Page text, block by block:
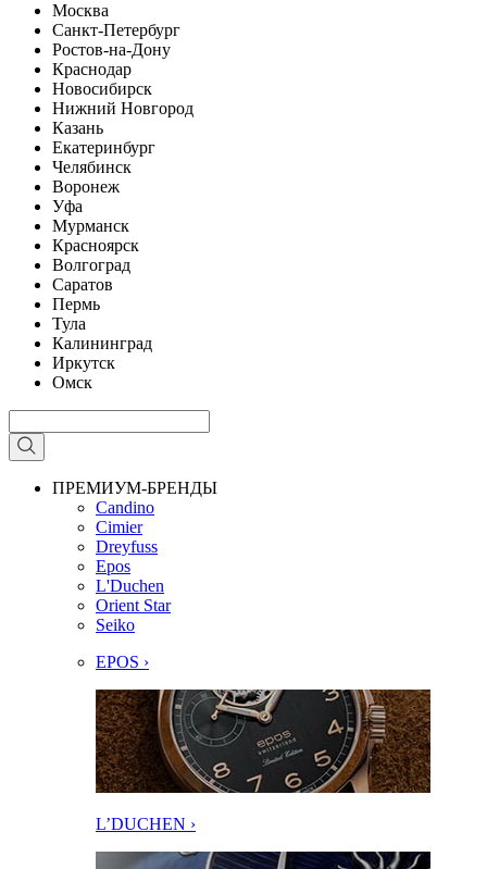
Москва
Санкт-Петербург
Ростов-на-Дону
Краснодар
Новосибирск
Нижний Новгород
Казань
Екатеринбург
Челябинск
Воронеж
Уфа
Мурманск
Красноярск
Волгоград
Саратов
Пермь
Тула
Калининград
Иркутск
Омск
ПРЕМИУМ-БРЕНДЫ
Candino
Cimier
Dreyfuss
Epos
L'Duchen
Orient Star
Seiko
EPOS ›
L’DUCHEN ›